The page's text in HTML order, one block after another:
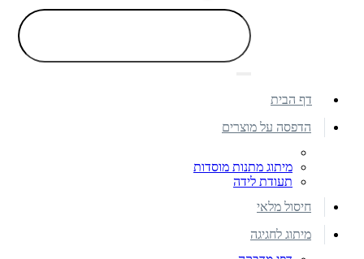
דף הבית
הדפסה על מוצרים
מיתוג מתנות מוסדות
תעודת לידה
חיסול מלאי
מיתוג לחגיגה